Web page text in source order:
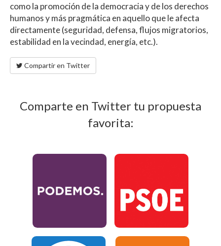
como la promoción de la democracia y de los derechos
humanos y más pragmática en aquello que le afecta
directamente (seguridad, defensa, flujos migratorios,
estabilidad en la vecindad, energía, etc.).
Compartir en Twitter
Comparte en Twitter tu propuesta
favorita: